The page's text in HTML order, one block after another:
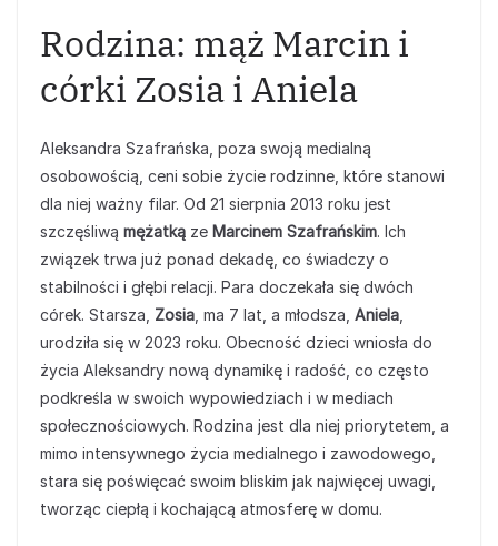
Rodzina: mąż Marcin i
córki Zosia i Aniela
Aleksandra Szafrańska, poza swoją medialną
osobowością, ceni sobie życie rodzinne, które stanowi
dla niej ważny filar. Od 21 sierpnia 2013 roku jest
szczęśliwą mężatką ze Marcinem Szafrańskim. Ich
związek trwa już ponad dekadę, co świadczy o
stabilności i głębi relacji. Para doczekała się dwóch
córek. Starsza, Zosia , ma 7 lat, a młodsza, Aniela
urodziła się w 2023 roku. Obecność dzieci wniosła do
życia Aleksandry nową dynamikę i radość, co często
podkreśla w swoich wypowiedziach i w mediach
społecznościowych. Rodzina jest dla niej priorytetem, a
mimo intensywnego życia medialnego i zawodowego,
stara się poświęcać swoim bliskim jak najwięcej uwagi,
tworząc ciepłą i kochającą atmosferę w domu.